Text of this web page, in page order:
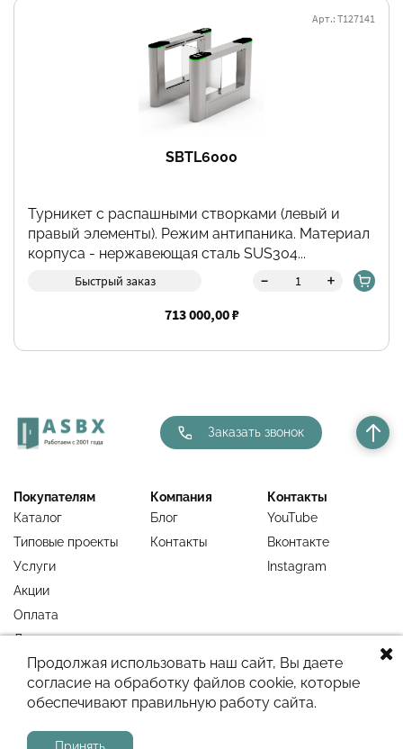
SBTL6000
Арт.: Т127141
Турникет с распашными створками (левый и
правый элементы). Режим антипаника. Материал
корпуса - нержавеющая сталь SUS304...
Быстрый заказ - +
713 000,00 ₽
Покупателям
Каталог
Типовые проекты
Услуги
Акции
Оплата
Доставка
Гарантия
Недавно
просмотренное
Компания
Блог
Контакты
Контакты
YouTube
Вконтакте
Instagram
Заказать звонок
Продолжая использовать наш сайт, Вы даете
согласие на обработку файлов cookie, которые
обеспечивают правильную работу сайта.